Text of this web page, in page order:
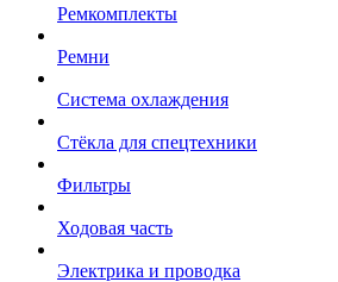
Ремкомплекты
Ремни
Система охлаждения
Стёкла для спецтехники
Фильтры
Ходовая часть
Электрика и проводка